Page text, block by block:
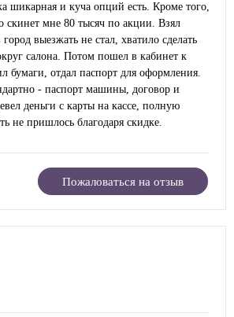
шикарная и куча опций есть. Кроме того,
скинет мне 80 тысяч по акции. Взял
выезжать не стал, хватило сделать
салона. Потом пошел в кабинет к
бумаги, отдал паспорт для оформления.
- паспорт машины, договор и
деньги с карты на кассе, полную
не пришлось благодаря скидке.
Пожаловаться на отзыв